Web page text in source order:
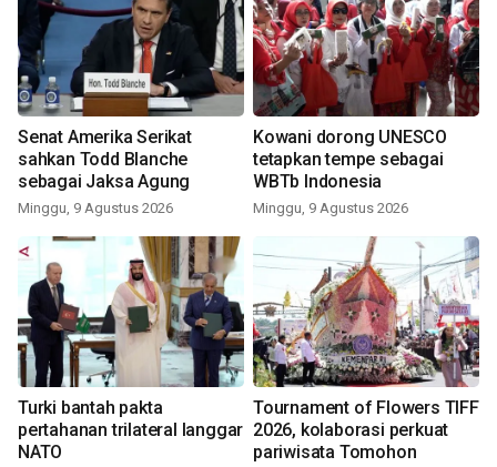
Senat Amerika Serikat
sahkan Todd Blanche
sebagai Jaksa Agung
Minggu, 9 Agustus 2026
Kowani dorong UNESCO
tetapkan tempe sebagai
WBTb Indonesia
Minggu, 9 Agustus 2026
Turki bantah pakta
pertahanan trilateral langgar
NATO
Tournament of Flowers TIFF
2026, kolaborasi perkuat
pariwisata Tomohon